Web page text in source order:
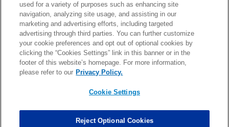
About NFL
More NFL 特集
TOP お問い合わせ FAQ
PHOTO BY AP Images / PHOTO BY Getty Images
used for a variety of purposes such as enhancing site
navigation, analyzing site usage, and assisting in our
marketing and advertising efforts, including targeted
advertising through third parties. You can further customize
your cookie preferences and opt out of optional cookies by
clicking the “Cookies Settings” link in this banner or in the
footer of this website’s homepage. For more information,
please refer to our Privacy Policy.
Cookie Settings
Reject Optional Cookies